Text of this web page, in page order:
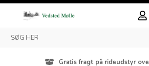
Gratis fragt på rideudstyr